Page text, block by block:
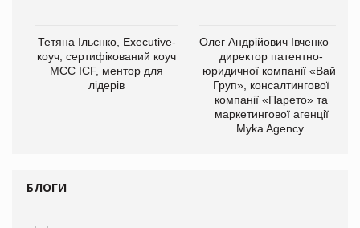
Тетяна Ільєнко, Executive-
коуч, сертифікований коуч
МСС ICF, ментор для
лідерів
Олег Андрійович Івченко —
директор патентно-
юридичної компанії «Вайз
Груп», консалтингової
компанії «Парето» та
маркетингової агенції
Myka Agency.
БЛОГИ